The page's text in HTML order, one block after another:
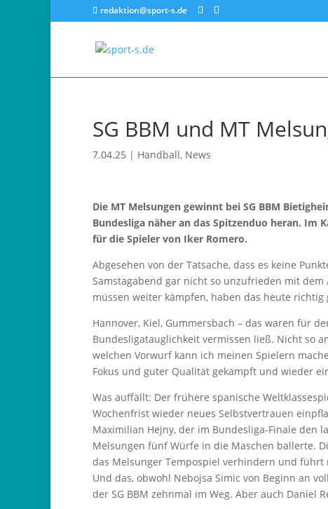
redaktion@sport-s.de
SG BBM und MT
7.04.25 | Handball, News
Die MT Melsungen gewinnt bei SG BBM
Bundesliga näher an das Spitzenduo heran. Im
für die Spieler von Iker Romero.
Abgesehen von der Tatsache, dass es keine
Samstagabend gar nicht so unzufrieden mit
müssen weiter kämpfen, haben das heute richtig
Hannover, Kiel, Gummersbach – das waren für
Bundesligatauglichkeit vermissen ließ. Nicht so
welchen Vorwurf kann ich meinen Spielern
Fokus und guter Qualität gekämpft und wieder
Was auffällt: Der frühere spanische
Wochenfrist wieder neues Selbstvertrauen
Maximilian Hejny, der im Bundesliga-Finale den
Melsungen fünf Würfe in die Maschen ballerte.
das Melsunger Tempospiel verhindern und
Und das, obwohl Nebojsa Simic von Beginn an
der SG BBM zehnmal im Weg. Aber auch Daniel